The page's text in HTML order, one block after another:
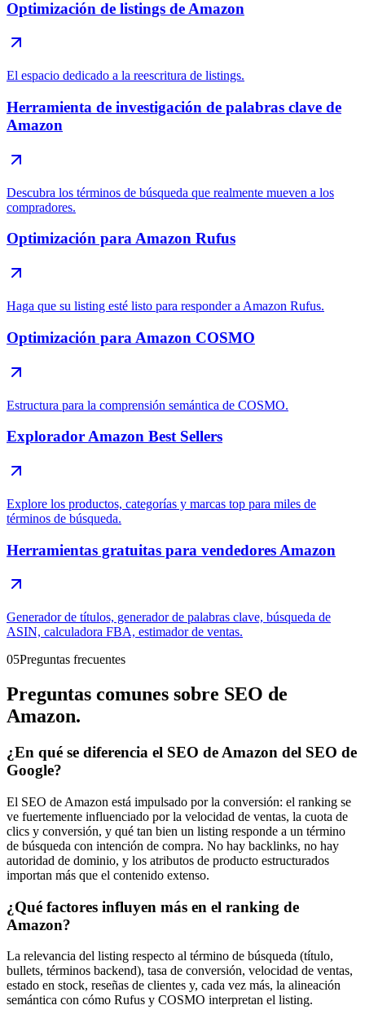
Optimización de listings de Amazon
El espacio dedicado a la reescritura de listings.
Herramienta de investigación de palabras clave de
Amazon
Descubra los términos de búsqueda que realmente mueven a los
compradores.
Optimización para Amazon Rufus
Haga que su listing esté listo para responder a Amazon Rufus.
Optimización para Amazon COSMO
Estructura para la comprensión semántica de COSMO.
Explorador Amazon Best Sellers
Explore los productos, categorías y marcas top para miles de
términos de búsqueda.
Herramientas gratuitas para vendedores Amazon
Generador de títulos, generador de palabras clave, búsqueda de
ASIN, calculadora FBA, estimador de ventas.
05Preguntas frecuentes
Preguntas comunes sobre SEO de
Amazon.
¿En qué se diferencia el SEO de Amazon del SEO de
Google?
El SEO de Amazon está impulsado por la conversión: el ranking se
ve fuertemente influenciado por la velocidad de ventas, la cuota de
clics y conversión, y qué tan bien un listing responde a un término
de búsqueda con intención de compra. No hay backlinks, no hay
autoridad de dominio, y los atributos de producto estructurados
importan más que el contenido extenso.
¿Qué factores influyen más en el ranking de
Amazon?
La relevancia del listing respecto al término de búsqueda (título,
bullets, términos backend), tasa de conversión, velocidad de ventas,
estado en stock, reseñas de clientes y, cada vez más, la alineación
semántica con cómo Rufus y COSMO interpretan el listing.